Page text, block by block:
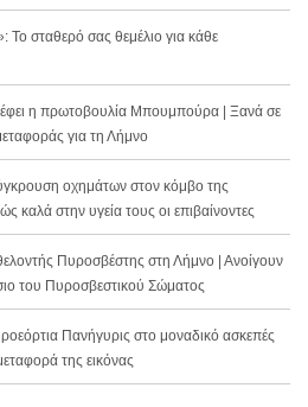
Το σταθερό σας θεμέλιο για κάθε
η πρωτοβουλία Μπουμπούρα | Ξανά σε
για τη Λήμνο
οχημάτων στον κόμβο της
καλά στην υγεία τους οι επιβαίνοντες
Πυροσβέστης στη Λήμνο | Ανοίγουν
του Πυροσβεστικού Σώματος
Πανήγυρις στο μοναδικό ασκεπές
της εικόνας